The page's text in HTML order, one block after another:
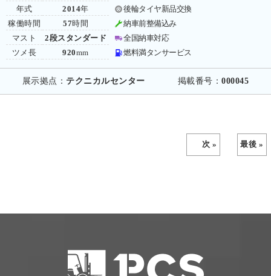
年式
稼働時間
マスト
ツメ長
2014年
57時間
2段スタンダード
920mm
後輪タイヤ新品交換
納車前整備込み
全国納車対応
燃料満タンサービス
展示拠点： テクニカルセンター 掲載番号：000045
次 » 最後 »